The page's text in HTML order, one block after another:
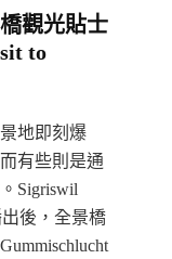
觀光貼士
to
地即刻爆
有些則是通
Sigriswil
出後，全景橋